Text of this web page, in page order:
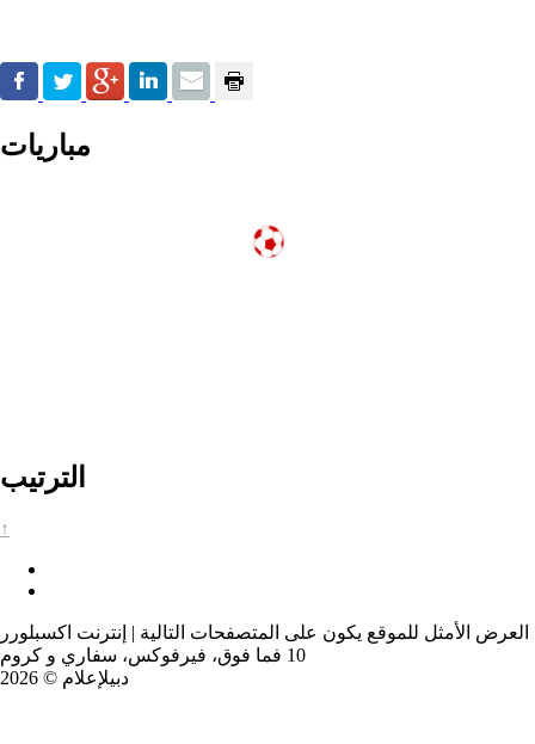
مباريات
الترتيب
↑
العرض الأمثل للموقع يكون على المتصفحات التالية | إنترنت اكسبلورر
10 فما فوق، فيرفوكس، سفاري و كروم
دبيلإعلام © 2026